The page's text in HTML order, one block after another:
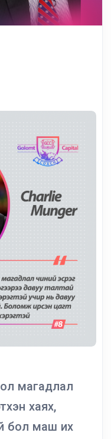
магадлал
хаях,
бол маш их